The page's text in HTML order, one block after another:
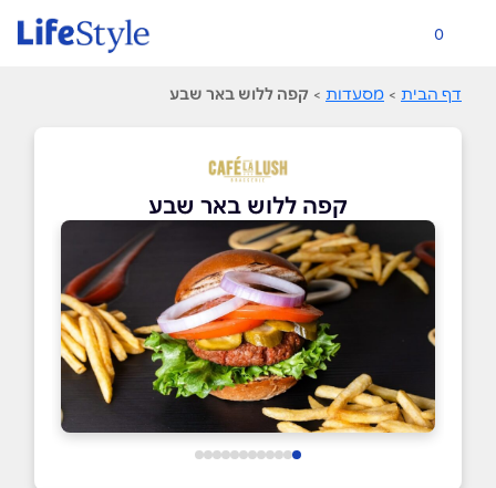
0
דף הבית > מסעדות > קפה ללוש באר שבע
קפה ללוש באר שבע